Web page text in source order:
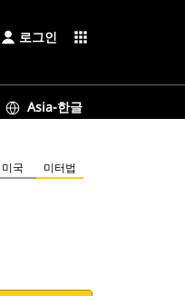
로그인 apps
Asia-한글
미국 미터법